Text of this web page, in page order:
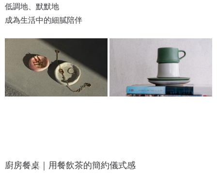
低調地、默默地
成為生活中的細膩陪伴
廚房餐桌｜用餐飲茶的簡約儀式感